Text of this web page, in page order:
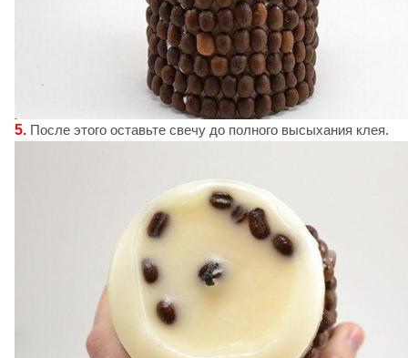
5. После этого оставьте свечу до полного высыхания клея.